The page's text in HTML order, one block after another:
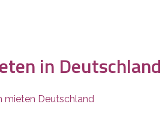
in Deutschland